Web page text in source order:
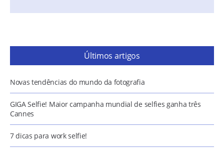
Últimos artigos
Novas tendências do mundo da fotografia
GIGA Selfie! Maior campanha mundial de selfies ganha três
Cannes
7 dicas para work selfie!